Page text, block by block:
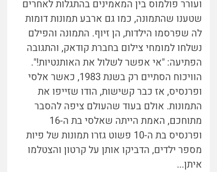
ועורר פולמוס בין המאמינים בהתגלות לאחרים
שטענו שהתמונה, כמו גם ארבע תמונות דומות
לה שפרסמו הילדות, הן זיוף. התמונה והפילם
נשלחו למומחי צילום בחברת קודאק, והתגובה
הפתיעה: "אי אפשר לשלול את האותנטיות!".
הוויכוח הסתיים רק בשנת 1983, כאשר אלסי
ופרנסיס, אז כבר קשישות, הודו שזייפו את
התמונות. אולם בעוד שהעולם ציפה להסבר
מתוחכם, האמת הייתה שאלסי בת ה-16
ופרנסיס בת ה-10 פשוט גזרו תמונות של פיות
מספר ילדים, הדביקו אותן על קרטון והצטלמו
איתן...